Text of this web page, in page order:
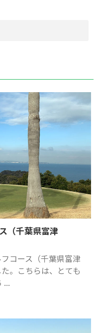
（千葉県富津
コース（千葉県富津
。こちらは、とても
...